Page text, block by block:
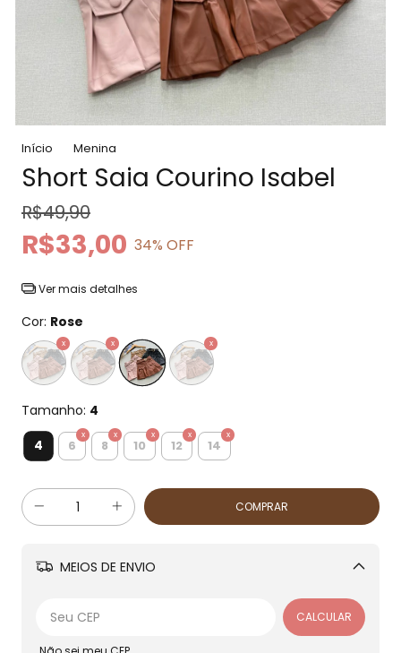
Início Menina
Short Saia Courino Isabel
R$49,90
R$33,00 34% OFF
Ver mais detalhes
Cor: Rose
Tamanho: 4
4 6 8 10 12 14
MEIOS DE ENVIO
Alterar CEP
CALCULAR